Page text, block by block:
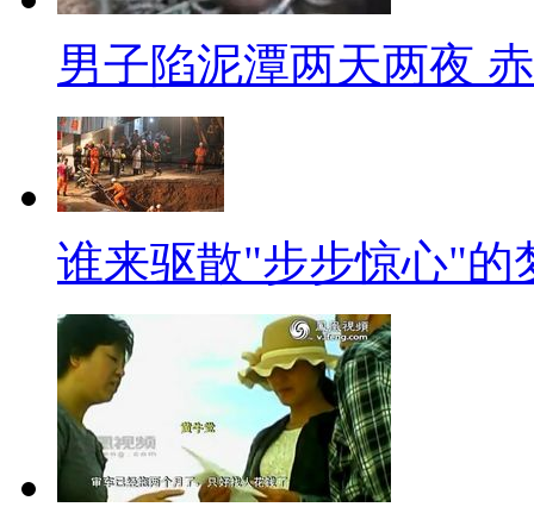
路可逃的感觉。
【口播】职场中有很多不如
弯就能想到解决的方法，跳槽
只要自己快乐，都是正确的选择
【标题】北京出租车份儿钱
【口播】出租车价格，似乎
还老被拒载，司机说每月不赚
利润低。那么动辄几千元甚至
【解说】
男子陷泥潭两天两夜
谁来驱散"步步惊心"的